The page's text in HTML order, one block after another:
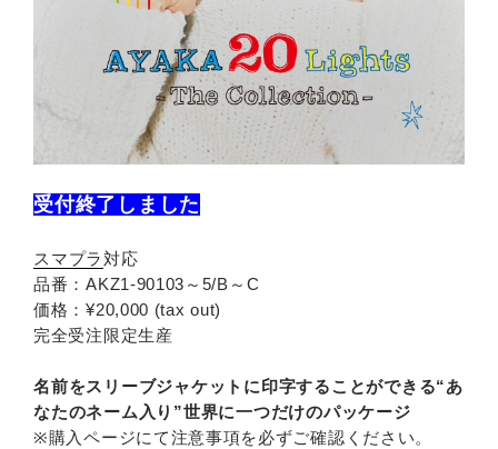
受付終了しました
スマプラ対応
品番：AKZ1-90103～5/B～C
価格：¥20,000 (tax out)
完全受注限定生産
名前をスリーブジャケットに印字することができる“あ
なたのネーム入り”世界に一つだけのパッケージ
※購入ページにて注意事項を必ずご確認ください。